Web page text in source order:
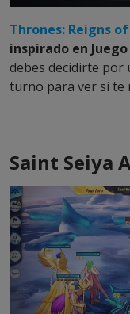
Thrones: Reigns
inspirado en
debes decidirte por
turno para ver si te
Saint Seiya